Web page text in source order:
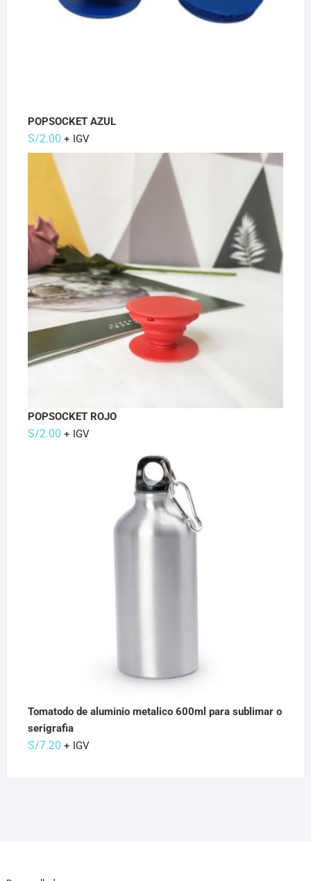
POPSOCKET AZUL
S/2.00 + IGV
POPSOCKET ROJO
S/2.00 + IGV
Tomatodo de aluminio metalico 600ml para sublimar o
serigrafia
S/7.20 + IGV